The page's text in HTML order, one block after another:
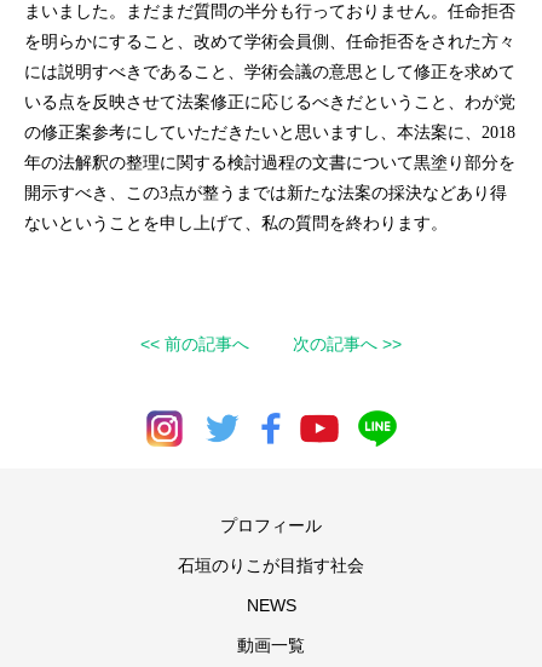
まいました。まだまだ質問の半分も行っておりません。任命拒否
を明らかにすること、改めて学術会員側、任命拒否をされた方々
には説明すべきであること、学術会議の意思として修正を求めて
いる点を反映させて法案修正に応じるべきだということ、わが党
の修正案参考にしていただきたいと思いますし、本法案に、2018
年の法解釈の整理に関する検討過程の文書について黒塗り部分を
開示すべき、この3点が整うまでは新たな法案の採決などあり得
ないということを申し上げて、私の質問を終わります。
<< 前の記事へ 次の記事へ >>
プロフィール
石垣のりこが目指す社会
NEWS
動画一覧